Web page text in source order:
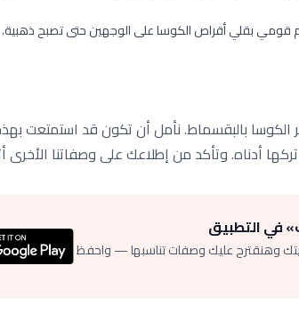
قومي بقلي أقراص الكوسا على الوجهين حتى تصبح ذهبية.
الكوسا بالبقسماط. نأمل أن تكون قد استمتعت
أدناه. وتأكد من إطلاعك على وصفاتنا الأخرى
في التطبيق
وهنقترح عليك وصفات تناسبها — واحفظ